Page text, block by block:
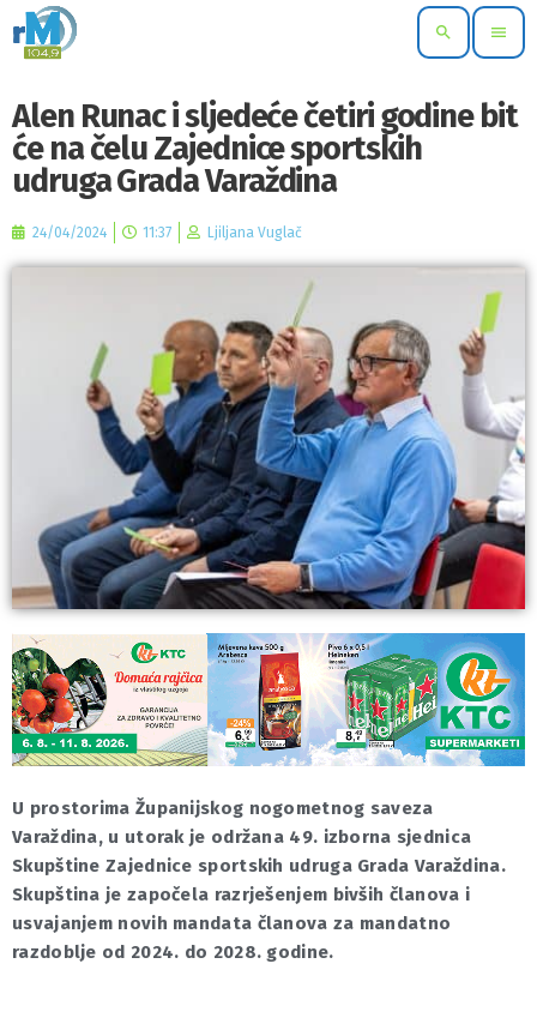
search menu
Alen Runac i sljedeće četiri godine bit
će na čelu Zajednice sportskih
udruga Grada Varaždina
24/04/2024 11:37 Ljiljana Vuglač
U prostorima Županijskog nogometnog saveza
Varaždina, u utorak je održana 49. izborna sjednica
Skupštine Zajednice sportskih udruga Grada Varaždina.
Skupština je započela razrješenjem bivših članova i
usvajanjem novih mandata članova za mandatno
razdoblje od 2024. do 2028. godine.